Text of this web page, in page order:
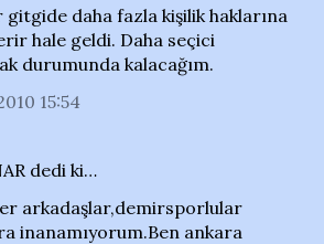
daha fazla kişilik haklarına
hale geldi. Daha seçici
durumunda kalacağım.
15:54
dedi ki…
arkadaşlar,demirsporlular
inanamıyorum.Ben ankara